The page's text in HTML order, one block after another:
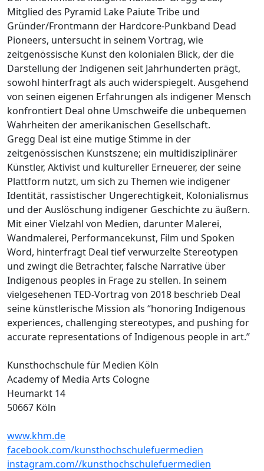
Mitglied des Pyramid Lake Paiute Tribe und
Gründer/Frontmann der Hardcore-Punkband Dead
Pioneers, untersucht in seinem Vortrag, wie
zeitgenössische Kunst den kolonialen Blick, der die
Darstellung der Indigenen seit Jahrhunderten prägt,
sowohl hinterfragt als auch widerspiegelt. Ausgehend
von seinen eigenen Erfahrungen als indigener Mensch
konfrontiert Deal ohne Umschweife die unbequemen
Wahrheiten der amerikanischen Gesellschaft.
Gregg Deal ist eine mutige Stimme in der
zeitgenössischen Kunstszene; ein multidisziplinärer
Künstler, Aktivist und kultureller Erneuerer, der seine
Plattform nutzt, um sich zu Themen wie indigener
Identität, rassistischer Ungerechtigkeit, Kolonialismus
und der Auslöschung indigener Geschichte zu äußern.
Mit einer Vielzahl von Medien, darunter Malerei,
Wandmalerei, Performancekunst, Film und Spoken
Word, hinterfragt Deal tief verwurzelte Stereotypen
und zwingt die Betrachter, falsche Narrative über
Indigenous peoples in Frage zu stellen. In seinem
vielgesehenen TED-Vortrag von 2018 beschrieb Deal
seine künstlerische Mission als “honoring Indigenous
experiences, challenging stereotypes, and pushing for
accurate representations of Indigenous people in art.”
Kunsthochschule für Medien Köln
Academy of Media Arts Cologne
Heumarkt 14
50667 Köln
www.khm.de
facebook.com/kunsthochschulefuermedien
instagram.com//kunsthochschulefuermedien